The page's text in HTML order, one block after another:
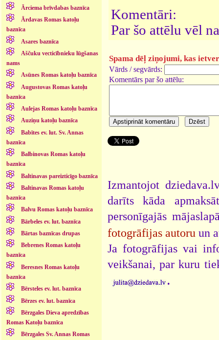
Ārciema brīvdabas baznīca
Ārdavas Romas katoļu
baznīca
Asares baznīca
Aščuku vecticībnieku lūgšanas
nams
Asūnes Romas katoļu baznīca
Augustovas Romas katoļu
baznīca
Aulejas Romas katoļu baznīca
Auziņu katoļu baznīca
Babītes ev. lut. Sv. Annas
baznīca
Balbinovas Romas katoļu
baznīca
Baltinavas pareizticīgo baznīca
Baltinavas Romas katoļu
baznīca
Balvu Romas katoļu baznīca
Bārbeles ev. lut. baznīca
Bārtas baznīcas drupas
Bebrenes Romas katoļu
baznīca
Beresnes Romas katoļu
baznīca
Bērsteles ev. lut. baznīca
Bērzes ev. lut. baznīca
Bērzgales Dieva apredzības
Romas Katoļu baznīca
Bērzgales Sv. Annas Romas
Komentāri:
Par šo attēlu vēl
Spama dēļ ziņojumi, kas
Vārds / segvārds:
Komentārs par šo attēlu:
Izmantojot
darīts kāda
personīgajās
fotogrāfijas autoru un
Ja fotogrāfijas vai
veikšanai, par kuru
.